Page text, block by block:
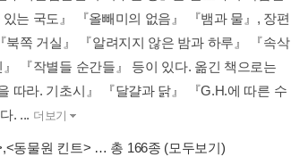
는 국도』 『올빼미의 없음』 『뱀과 물』, 장편
쪽 거실』 『알려지지 않은 밤과 하루』 『속삭
『작별들 순간들』 등이 있다. 옮긴 책으로는
따라. 기초시』 『달걀과 닭』 『G.H.에 따른 수
. ... 더보기
,<동물원 킨트> … 총 166종 (모두보기)